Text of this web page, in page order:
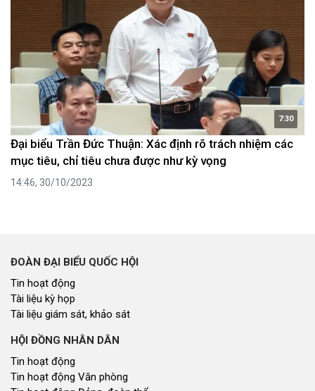
7:30
Đại biểu Trần Đức Thuận: Xác định rõ trách nhiệm các
mục tiêu, chỉ tiêu chưa được như kỳ vọng
14:46, 30/10/2023
ĐOÀN ĐẠI BIỂU QUỐC HỘI
Tin hoạt động
Tài liệu kỳ họp
Tài liệu giám sát, khảo sát
HỘI ĐỒNG NHÂN DÂN
Tin hoạt động
Tin hoạt động Văn phòng